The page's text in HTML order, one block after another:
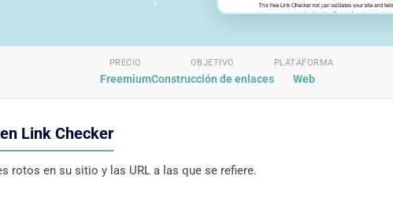
PRECIO
Freemium
OBJETIVO
Construcción de enlaces
PLATAFORMA
Web
Link Checker
rotos en su sitio y las URL a las que se refiere.